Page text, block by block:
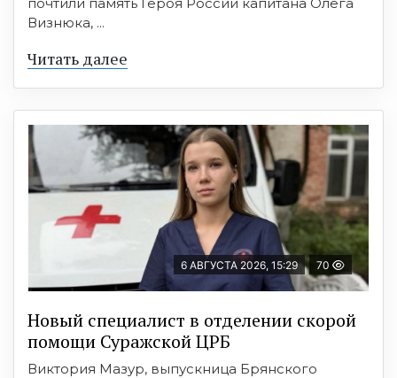
Визнюка, ...
Читать далее
6 АВГУСТА 2026, 15:29 70
Новый специалист в отделении скорой
помощи Суражской ЦРБ
Виктория Мазур, выпускница Брянского